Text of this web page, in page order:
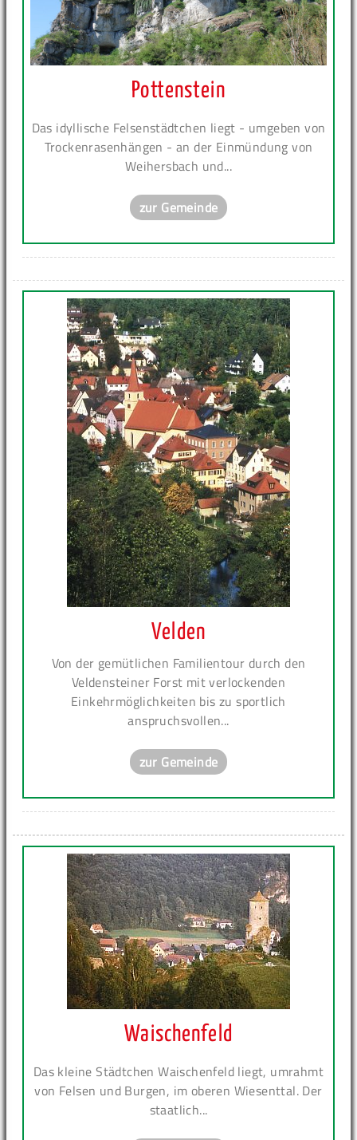
Pottenstein
Das idyllische Felsenstädtchen liegt - umgeben von
Trockenrasenhängen - an der Einmündung von
Weihersbach und...
zur Gemeinde
Velden
Von der gemütlichen Familientour durch den
Veldensteiner Forst mit verlockenden
Einkehrmöglichkeiten bis zu sportlich
anspruchsvollen...
zur Gemeinde
Waischenfeld
Das kleine Städtchen Waischenfeld liegt, umrahmt
von Felsen und Burgen, im oberen Wiesenttal. Der
staatlich...